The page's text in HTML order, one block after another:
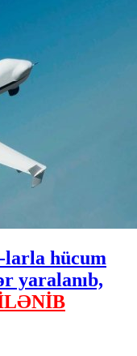
larla hücum
yaralanıb,